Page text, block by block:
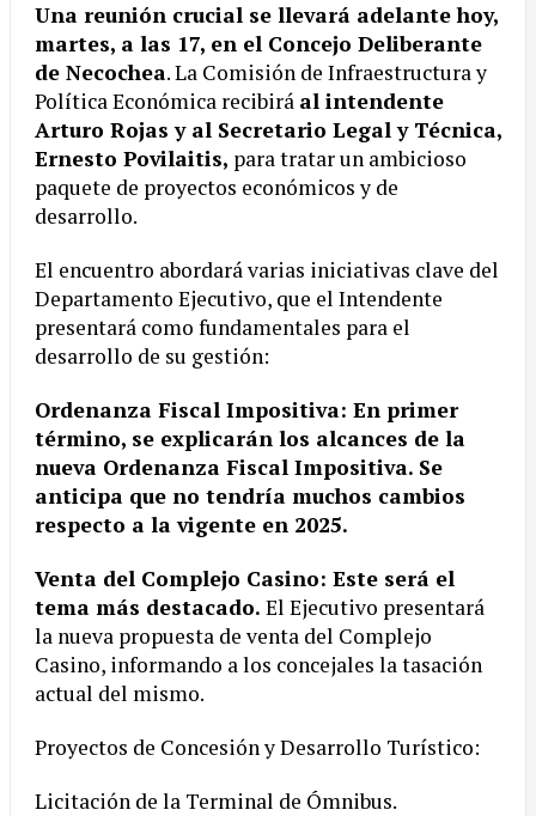
Una reunión crucial se llevará adelante hoy,
martes, a las 17, en el Concejo Deliberante
de Necochea. La Comisión de Infraestructura y
Política Económica recibirá al intendente
Arturo Rojas y al Secretario Legal y Técnica,
Ernesto Povilaitis, para tratar un ambicioso
paquete de proyectos económicos y de
desarrollo.
El encuentro abordará varias iniciativas clave del
Departamento Ejecutivo, que el Intendente
presentará como fundamentales para el
desarrollo de su gestión:
Ordenanza Fiscal Impositiva: En primer
término, se explicarán los alcances de la
nueva Ordenanza Fiscal Impositiva. Se
anticipa que no tendría muchos cambios
respecto a la vigente en 2025.
Venta del Complejo Casino: Este será el
tema más destacado. El Ejecutivo presentará
la nueva propuesta de venta del Complejo
Casino, informando a los concejales la tasación
actual del mismo.
Proyectos de Concesión y Desarrollo Turístico:
Licitación de la Terminal de Ómnibus.